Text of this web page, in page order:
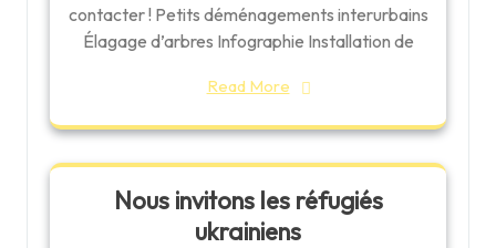
contacter ! Petits déménagements interurbains
Élagage d’arbres Infographie Installation de
Read More
Nous invitons les réfugiés
ukrainiens